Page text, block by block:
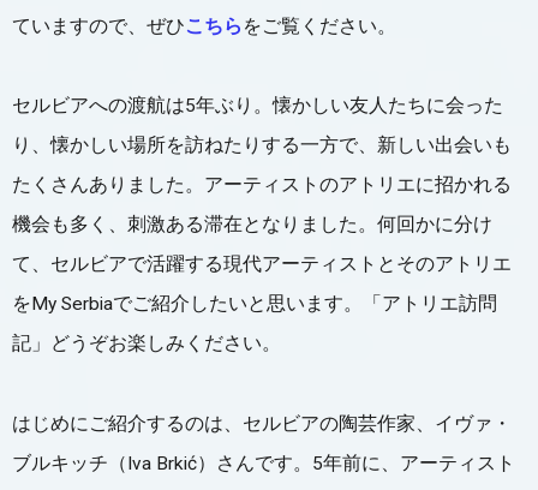
ていますので、ぜひこちら をご覧ください。
セルビアへの渡航は5年ぶり。懐かしい友人たちに会った
り、懐かしい場所を訪ねたりする一方で、新しい出会いも
たくさんありました。アーティストのアトリエに招かれる
機会も多く、刺激ある滞在となりました。何回かに分け
て、セルビアで活躍する現代アーティストとそのアトリエ
をMy Serbiaでご紹介したいと思います。「アトリエ訪問
記」どうぞお楽しみください。
はじめにご紹介するのは、セルビアの陶芸作家、イヴァ・
ブルキッチ（Iva Brkić）さんです。5年前に、アーティスト